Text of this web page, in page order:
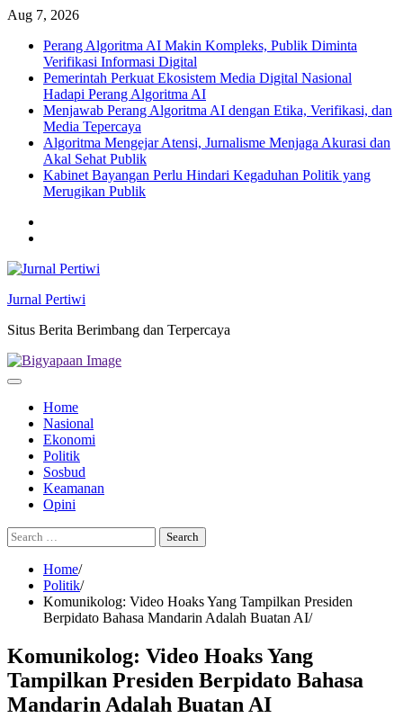
Skip
content
Aug 7, 2026
Perang Algoritma AI Makin Kompleks, Publik Diminta
Verifikasi Informasi Digital
Pemerintah Perkuat Ekosistem Media Digital Nasional
Hadapi Perang Algoritma AI
Menjawab Perang Algoritma AI dengan Etika, Verifikasi, dan
Media Tepercaya
Algoritma Mengejar Atensi, Jurnalisme Menjaga Akurasi dan
Akal Sehat Publik
Kabinet Bayangan Perlu Hindari Kegaduhan Politik yang
Merugikan Publik
Jurnal Pertiwi
Situs Berita Berimbang dan Terpercaya
Home
Nasional
Ekonomi
Politik
Sosbud
Keamanan
Opini
Search
for:
Home
Politik
Komunikolog: Video Hoaks Yang Tampilkan Presiden
Berpidato Bahasa Mandarin Adalah Buatan AI
Komunikolog: Video Hoaks Yang
Tampilkan Presiden Berpidato Bahasa
Mandarin Adalah Buatan AI